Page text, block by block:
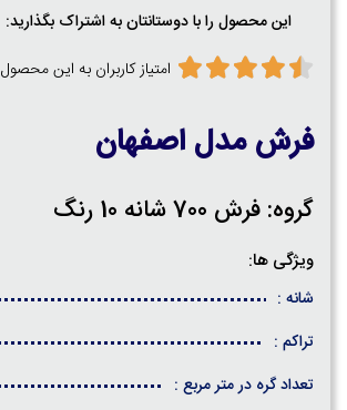
این محصول را با دوستانتان به اشتراک بگذارید:
امتیاز کاربران به این محصول
فرش مدل اصفهان
گروه: فرش 700 شانه 10 رنگ
ویژگی ها:
شانه :
تراکم :
تعداد گره در متر مربع :